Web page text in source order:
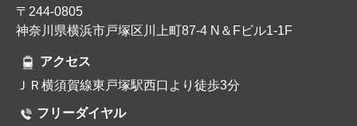
〒244-0805
神奈川県横浜市戸塚区川上町87-4 N＆Fビル1-1F
アクセス
ＪＲ横須賀線東戸塚駅西口より徒歩3分
フリーダイヤル